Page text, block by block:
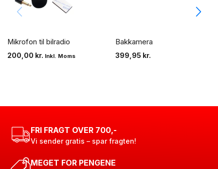
Mikrofon til bilradio
200,00 kr. Inkl. Moms
Bakkamera
399,95 kr.
FRI FRAGT OVER 700,-
Vi sender gratis – spar fragten!
MEGET FOR PENGENE